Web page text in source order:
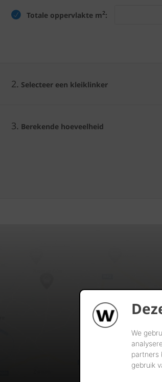
We
partners
gebruik
Totale oppervlakte m2:
2. Selecteer een kleiklinker
3. Berekende hoeveelheid